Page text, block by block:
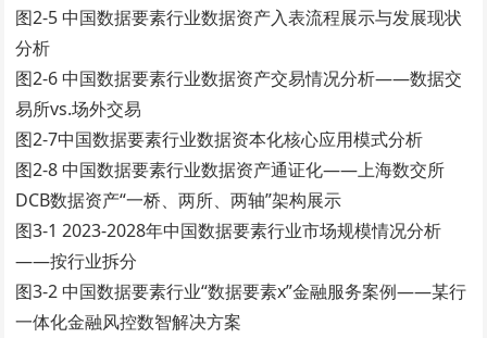
图2-5 中国数据要素行业数据资产入表流程展示与发展现状
分析
图2-6 中国数据要素行业数据资产交易情况分析——数据交
易所vs.场外交易
图2-7中国数据要素行业数据资本化核心应用模式分析
图2-8 中国数据要素行业数据资产通证化——上海数交所
DCB数据资产“一桥、两所、两轴”架构展示
图3-1 2023-2028年中国数据要素行业市场规模情况分析
——按行业拆分
图3-2 中国数据要素行业“数据要素x”金融服务案例——某行
一体化金融风控数智解决方案